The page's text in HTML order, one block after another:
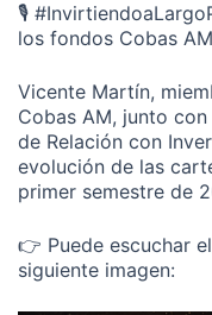
🎙️
los fondos Cobas
Vicente Martín,
Cobas AM, junto
de Relación con
evolución de las
primer semestre de
👉 Puede escuchar
siguiente imagen: